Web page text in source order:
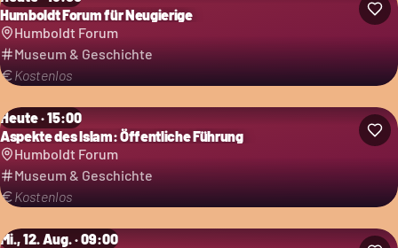
Humboldt Forum für Neugierige
Humboldt Forum
Museum & Geschichte
Kostenlos
Heute · 15:00
Aspekte des Islam: Öffentliche Führung
Humboldt Forum
Museum & Geschichte
Kostenlos
Mi., 12. Aug. · 09:00